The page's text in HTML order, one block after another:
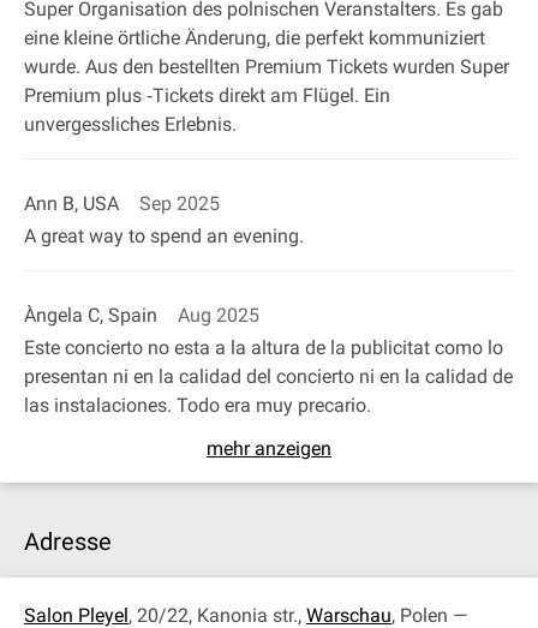
Super Organisation des polnischen Veranstalters. Es gab
eine kleine örtliche Änderung, die perfekt kommuniziert
wurde. Aus den bestellten Premium Tickets wurden Super
Premium plus ‐Tickets direkt am Flügel. Ein
unvergessliches Erlebnis.
Ann B, USA
Sep 2025
A great way to spend an evening.
Àngela C, Spain
Aug 2025
Este concierto no esta a la altura de la publicitat como lo
presentan ni en la calidad del concierto ni en la calidad de
las instalaciones. Todo era muy precario.
mehr anzeigen
Adresse
Salon Pleyel, 20/22, Kanonia str., Warschau, Polen —